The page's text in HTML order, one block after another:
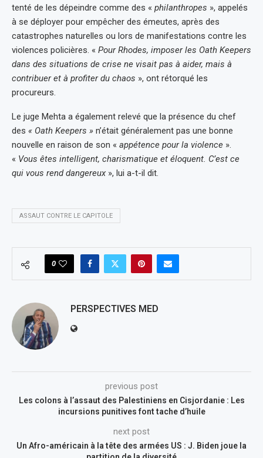
tenté de les dépeindre comme des « philanthropes », appelés
à se déployer pour empêcher des émeutes, après des
catastrophes naturelles ou lors de manifestations contre les
violences policières. « Pour Rhodes, imposer les Oath Keepers
dans des situations de crise ne visait pas à aider, mais à
contribuer et à profiter du chaos », ont rétorqué les
procureurs.
Le juge Mehta a également relevé que la présence du chef
des « Oath Keepers » n’était généralement pas une bonne
nouvelle en raison de son « appétence pour la violence ».
« Vous êtes intelligent, charismatique et éloquent. C’est ce
qui vous rend dangereux », lui a-t-il dit.
ASSAUT CONTRE LE CAPITOLE
0
PERSPECTIVES MED
previous post
Les colons à l’assaut des Palestiniens en Cisjordanie : Les
incursions punitives font tache d’huile
next post
Un Afro-américain à la tête des armées US : J. Biden joue la